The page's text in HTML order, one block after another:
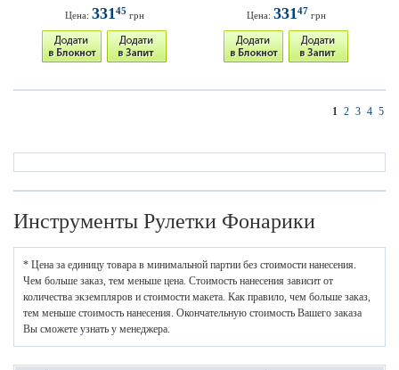
Цена: 33145 грн Цена: 33147 грн
1 2 3 4 5
Инструменты Рулетки Фонарики
* Цена за единицу товара в минимальной партии без стоимости нанесения.
Чем больше заказ, тем меньше цена. Стоимость нанесения зависит от
количества экземпляров и стоимости макета. Как правило, чем больше заказ,
тем меньше стоимость нанесения. Окончательную стоимость Вашего заказа
Вы сможете узнать у менеджера.